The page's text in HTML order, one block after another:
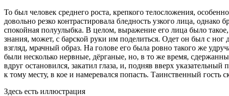
То был человек среднего роста, крепкого телосложения,
довольно резко контрастировала бледность узкого лица,
спокойная полуулыбка. В целом, выражение его лица было такое,
знания, может, с барской руки им поделиться. Одет он был с
взгляд, мрачный образ. На голове его была ровно такого же
были несколько нервные, дёрганые, но, в то же время,
вдруг остановился, закатил глаза, и, подняв вверх
к тому месту, в кое и намеревался попасть. Таинственный гость
Здесь есть иллюстрация